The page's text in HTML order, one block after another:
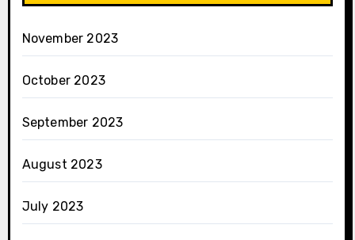
November 2023
October 2023
September 2023
August 2023
July 2023